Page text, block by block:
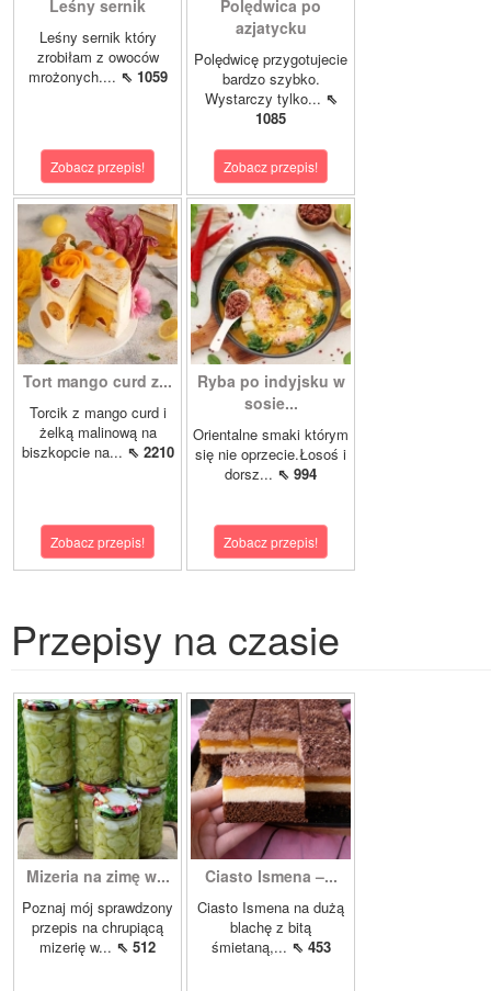
Leśny sernik
Leśny sernik który
zrobiłam z owoców
mrożonych.... ⇖ 1059
Zobacz przepis!
Polędwica po
azjatycku
Polędwicę przygotujecie
bardzo szybko.
Wystarczy tylko... ⇖
1085
Zobacz przepis!
Tort mango curd z...
Torcik z mango curd i
żelką malinową na
biszkopcie na... ⇖ 2210
Zobacz przepis!
Ryba po indyjsku w
sosie...
Orientalne smaki którym
się nie oprzecie.Łosoś i
dorsz... ⇖ 994
Zobacz przepis!
Przepisy na czasie
Mizeria na zimę w...
Poznaj mój sprawdzony
przepis na chrupiącą
mizerię w... ⇖ 512
Ciasto Ismena –...
Ciasto Ismena na dużą
blachę z bitą
śmietaną,... ⇖ 453